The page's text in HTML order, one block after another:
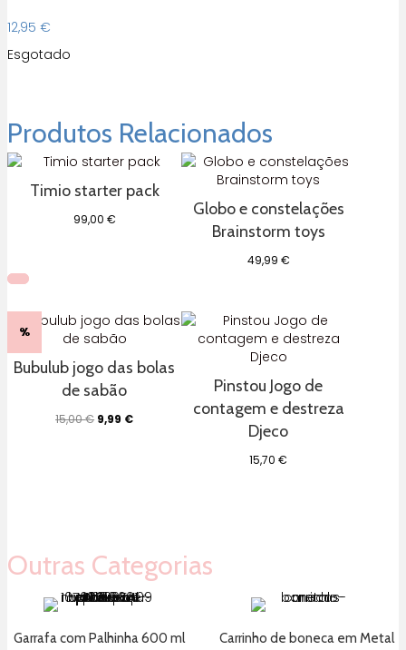
12,95 €
Esgotado
Produtos Relacionados
Timio starter pack
99,00 €
Globo e constelações
Brainstorm toys
49,99 €
%
Bubulub jogo das bolas
de sabão
15,00€ O
9,99 €O
Pinstou Jogo de
contagem e destreza
Djeco
15,70€
Outras Categorias
Garrafa com Palhinha 600 ml
Carrinho de boneca em Metal